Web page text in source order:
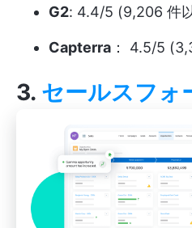
G2: 4.4/5 (9,206 件
Capterra ： 4.5/5
3. セールスフォ